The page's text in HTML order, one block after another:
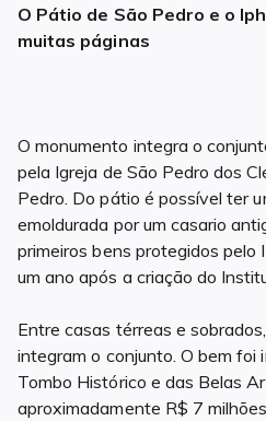
O Pátio de São Pedro e o
muitas páginas
O monumento integra o
pela Igreja de São Pedro dos
Pedro. Do pátio é possível ter
emoldurada por um casario
primeiros bens protegidos
um ano após a criação do
Entre casas térreas e
integram o conjunto. O bem foi
Tombo Histórico e das Belas
aproximadamente R$ 7